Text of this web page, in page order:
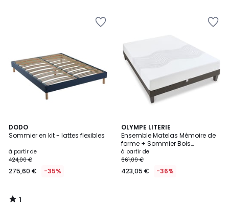
DODO
Sommier en kit - lattes flexibles
à partir de
424,00 €
275,60 € -35%
1
/
1
/
OLYMPE LITERIE
Ensemble Matelas Mémoire de
forme + Sommier Bois
SENSITIVE
à partir de
661,09 €
423,05 € -36%